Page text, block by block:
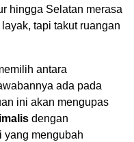
hingga Selatan merasa
tapi takut ruangan
antara
ada pada
ini akan mengupas
dengan
mengubah